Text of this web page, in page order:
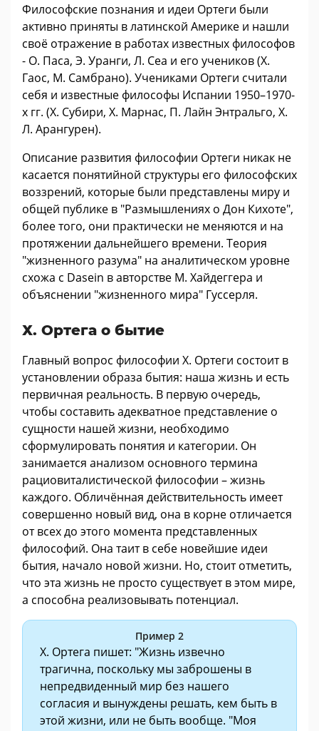
Философские познания и идеи Ортеги были
активно приняты в латинской Америке и нашли
своё отражение в работах известных философов
- О. Паса, Э. Уранги, Л. Сеа и его учеников (X.
Гаос, М. Самбрано). Учениками Ортеги считали
себя и известные философы Испании 1950–1970-
х гг. (X. Субири, X. Марнас, П. Лайн Энтральго, X.
Л. Арангурен).
Описание развития философии Ортеги никак не
касается понятийной структуры его философских
воззрений, которые были представлены миру и
общей публике в "Размышлениях о Дон Кихоте",
более того, они практически не меняются и на
протяжении дальнейшего времени. Теория
"жизненного разума" на аналитическом уровне
схожа с Dasein в авторстве М. Хайдеггера и
объяснении "жизненного мира" Гуссерля.
Х. Ортега о бытие
Главный вопрос философии Х. Ортеги состоит в
установлении образа бытия: наша жизнь и есть
первичная реальность. В первую очередь,
чтобы составить адекватное представление о
сущности нашей жизни, необходимо
сформулировать понятия и категории. Он
занимается анализом основного термина
рациовиталистической философии – жизнь
каждого. Обличённая действительность имеет
совершенно новый вид, она в корне отличается
от всех до этого момента представленных
философий. Она таит в себе новейшие идеи
бытия, начало новой жизни. Но, стоит отметить,
что эта жизнь не просто существует в этом мире,
а способна реализовывать потенциал.
Пример 2
Х. Ортега пишет: "Жизнь извечно
трагична, поскольку мы заброшены в
непредвиденный мир без нашего
согласия и вынуждены решать, кем быть в
этой жизни, или не быть вообще. "Моя